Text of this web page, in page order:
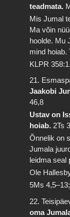
teadmata.
Mis Jumal
Ma võin
hoolde. Mu
mind hoiab.
KLPR
21.
Jaakobi
46,8
Ustav on
hoiab. 2Ts
Õnnelik on
Jumala
leidma seal
Ole
5Ms
22.
oma